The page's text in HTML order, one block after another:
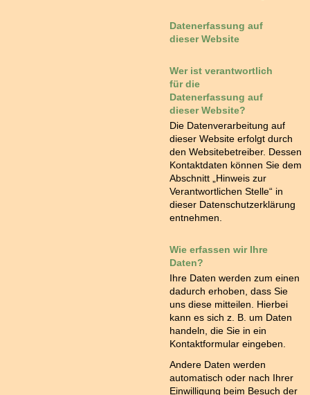
Datenerfassung auf
dieser Website
Wer ist verantwortlich
für die
Datenerfassung auf
dieser Website?
Die Datenverarbeitung auf
dieser Website erfolgt durch
den Websitebetreiber. Dessen
Kontaktdaten können Sie dem
Abschnitt „Hinweis zur
Verantwortlichen Stelle“ in
dieser Datenschutzerklärung
entnehmen.
Wie erfassen wir Ihre
Daten?
Ihre Daten werden zum einen
dadurch erhoben, dass Sie
uns diese mitteilen. Hierbei
kann es sich z. B. um Daten
handeln, die Sie in ein
Kontaktformular eingeben.
Andere Daten werden
automatisch oder nach Ihrer
Einwilligung beim Besuch der